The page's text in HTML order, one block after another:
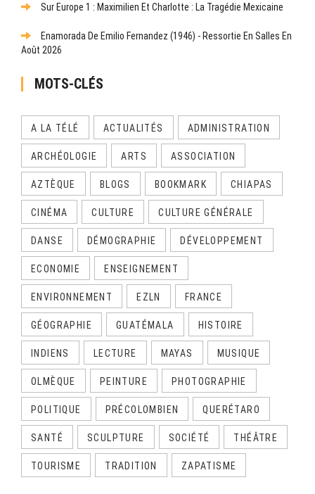
Sur Europe 1 : Maximilien Et Charlotte : La Tragédie Mexicaine
Enamorada De Emilio Fernandez (1946) - Ressortie En Salles En
Août 2026
MOTS-CLÉS
A LA TÉLÉ ACTUALITÉS ADMINISTRATION
ARCHÉOLOGIE ARTS ASSOCIATION
AZTÈQUE BLOGS BOOKMARK CHIAPAS
CINÉMA CULTURE CULTURE GÉNÉRALE
DANSE DÉMOGRAPHIE DÉVELOPPEMENT
ECONOMIE ENSEIGNEMENT
ENVIRONNEMENT EZLN FRANCE
GÉOGRAPHIE GUATÉMALA HISTOIRE
INDIENS LECTURE MAYAS MUSIQUE
OLMÈQUE PEINTURE PHOTOGRAPHIE
POLITIQUE PRÉCOLOMBIEN QUERÉTARO
SANTÉ SCULPTURE SOCIÉTÉ THÉÂTRE
TOURISME TRADITION ZAPATISME